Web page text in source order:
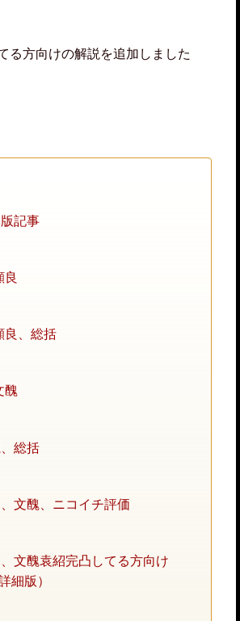
方向けの解説を追加しました
記事
良
良、総括
醜
総括
文醜、ニコイチ評価
文醜袁紹完凸してる方向け
細版）